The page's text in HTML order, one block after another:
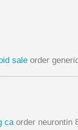
sale order
caorder neurontin